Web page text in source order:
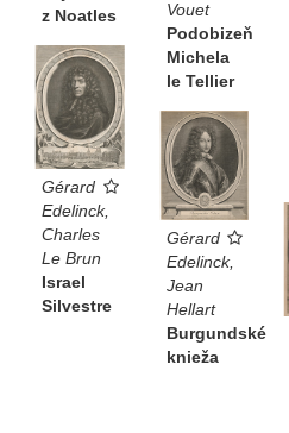
z Noatles
Vouet
Podobizeň
Michela
le Tellier
Gérard
Edelinck,
Charles
Le Brun
Israel
Silvestre
Gérard
Edelinck,
Jean
Hellart
Burgundské
knieža